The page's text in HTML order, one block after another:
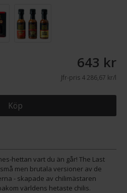
643 kr
Jfr-pris4 286,67 kr/l
Köp
hettan vart du än går! The Last
men brutala versioner av de
- skapade av chilimästaren
världens hetaste chilis.